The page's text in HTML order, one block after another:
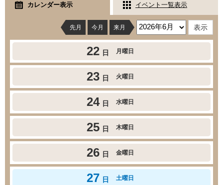
カレンダー表示 イベント一覧表示
先月 今月 来月
22 日 月曜日
23 日 火曜日
24 日 水曜日
25 日 木曜日
26 日 金曜日
27 日 土曜日